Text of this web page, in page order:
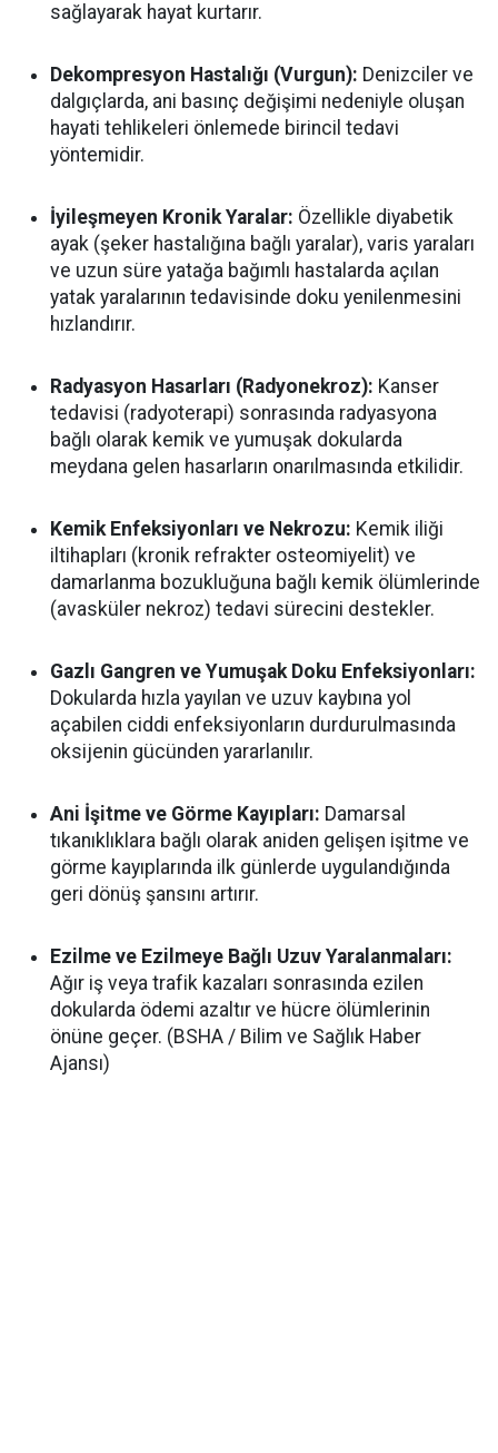
sağlayarak hayat kurtarır.
Dekompresyon Hastalığı (Vurgun): Denizciler ve
dalgıçlarda, ani basınç değişimi nedeniyle oluşan
hayati tehlikeleri önlemede birincil tedavi
yöntemidir.
İyileşmeyen Kronik Yaralar: Özellikle diyabetik
ayak (şeker hastalığına bağlı yaralar), varis yaraları
ve uzun süre yatağa bağımlı hastalarda açılan
yatak yaralarının tedavisinde doku yenilenmesini
hızlandırır.
Radyasyon Hasarları (Radyonekroz): Kanser
tedavisi (radyoterapi) sonrasında radyasyona
bağlı olarak kemik ve yumuşak dokularda
meydana gelen hasarların onarılmasında etkilidir.
Kemik Enfeksiyonları ve Nekrozu: Kemik iliği
iltihapları (kronik refrakter osteomiyelit) ve
damarlanma bozukluğuna bağlı kemik ölümlerinde
(avasküler nekroz) tedavi sürecini destekler.
Gazlı Gangren ve Yumuşak Doku Enfeksiyonları:
Dokularda hızla yayılan ve uzuv kaybına yol
açabilen ciddi enfeksiyonların durdurulmasında
oksijenin gücünden yararlanılır.
Ani İşitme ve Görme Kayıpları: Damarsal
tıkanıklıklara bağlı olarak aniden gelişen işitme ve
görme kayıplarında ilk günlerde uygulandığında
geri dönüş şansını artırır.
Ezilme ve Ezilmeye Bağlı Uzuv Yaralanmaları:
Ağır iş veya trafik kazaları sonrasında ezilen
dokularda ödemi azaltır ve hücre ölümlerinin
önüne geçer. (BSHA / Bilim ve Sağlık Haber
Ajansı)